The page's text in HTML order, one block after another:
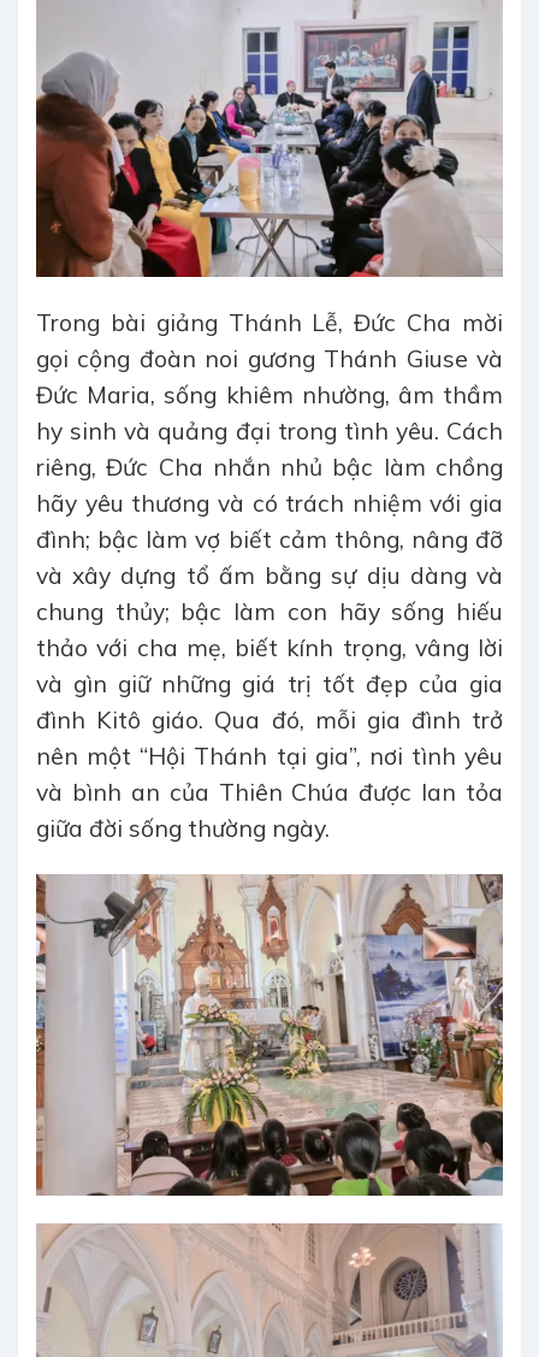
Trong bài giảng Thánh Lễ, Đức Cha mời
gọi cộng đoàn noi gương Thánh Giuse và
Đức Maria, sống khiêm nhường, âm thầm
hy sinh và quảng đại trong tình yêu. Cách
riêng, Đức Cha nhắn nhủ bậc làm chồng
hãy yêu thương và có trách nhiệm với gia
đình; bậc làm vợ biết cảm thông, nâng đỡ
và xây dựng tổ ấm bằng sự dịu dàng và
chung thủy; bậc làm con hãy sống hiếu
thảo với cha mẹ, biết kính trọng, vâng lời
và gìn giữ những giá trị tốt đẹp của gia
đình Kitô giáo. Qua đó, mỗi gia đình trở
nên một “Hội Thánh tại gia”, nơi tình yêu
và bình an của Thiên Chúa được lan tỏa
giữa đời sống thường ngày.